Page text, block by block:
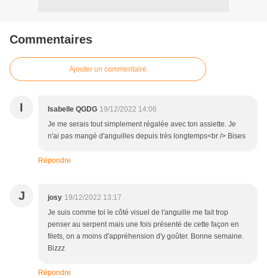
Commentaires
Ajouter un commentaire
I Isabelle QGDG 19/12/2022 14:06
Je me serais tout simplement régalée avec ton assiette. Je
n'ai pas mangé d'anguilles depuis très longtemps<br /> Bises
Répondre
J josy 19/12/2022 13:17
Je suis comme toi le côté visuel de l'anguille me fait trop
penser au serpent mais une fois présenté de cette façon en
filets, on a moins d'appréhension d'y goûter. Bonne semaine.
Bizzz
Répondre